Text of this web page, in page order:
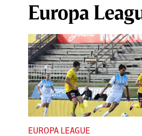
Europa
EUROPA LEAGUE